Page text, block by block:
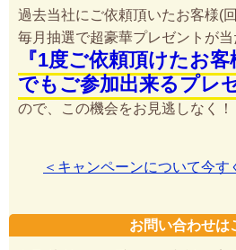
過去当社にご依頼頂いたお客様(
毎月抽選で超豪華プレゼントが当
『1度ご依頼頂けたお
でもご参加出来るプレ
ので、この機会をお見逃しなく！
＜キャンペーンについて今す
お問い合わせは